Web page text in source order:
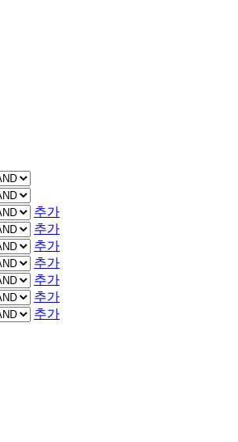
추가
추가
추가
추가
추가
추가
추가